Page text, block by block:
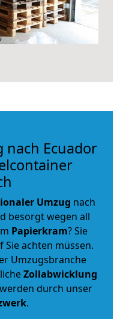
nach Ecuador
Umzug nach
besorgt wegen all
Papierkram? Sie
achten müssen.
Umzugsbranche
Zollabwicklung
durch unser
.